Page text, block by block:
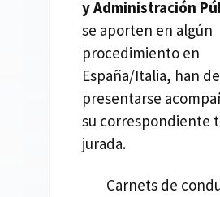
y Administración
se aporten en algún
procedimiento en
España/Italia, han de
presentarse
su correspondiente
jurada.
Carnets de